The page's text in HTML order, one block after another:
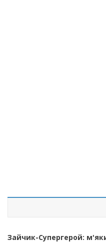
Зайчик-Супергерой: